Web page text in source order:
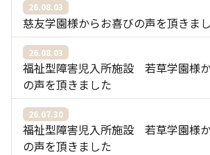
26.08.03
慈友学園様からお喜びの声を頂きま
26.08.03
福祉型障害児入所施設 若草学園様
の声を頂きました
26.07.30
福祉型障害児入所施設 若草学園様
の声を頂きました